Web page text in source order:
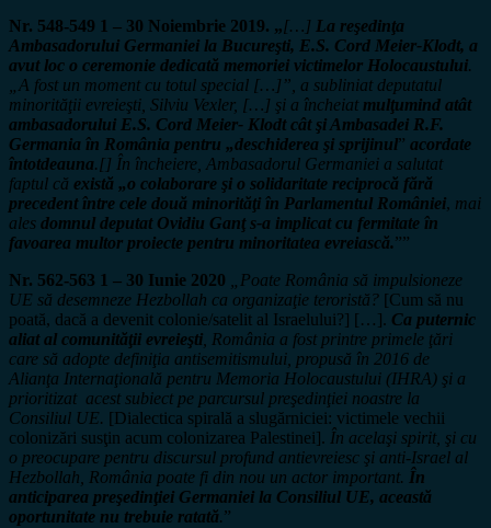
Nr. 548-549 1 – 30 Noiembrie 2019. „[…] La reşedinţa
Ambasadorului Germaniei la Bucureşti, E.S. Cord Meier-Klodt, a
avut loc o ceremonie dedicată memoriei victimelor Holocaustului.
„A fost un moment cu totul special […]”, a subliniat deputatul
minorităţii evreieşti, Silviu Vexler, […] şi a încheiat mulţumind atât
ambasadorului E.S. Cord Meier- Klodt cât şi Ambasadei R.F.
Germania în România pentru „deschiderea şi sprijinul” acordate
întotdeauna.[] În încheiere, Ambasadorul Germaniei a salutat
faptul că există „o colaborare şi o solidaritate reciprocă fără
precedent între cele două minorităţi în Parlamentul României, mai
ales domnul deputat Ovidiu Ganţ s-a implicat cu fermitate în
favoarea multor proiecte pentru minoritatea evreiască.””
Nr. 562-563 1 – 30 Iunie 2020
„Poate România să impulsioneze
UE să desemneze Hezbollah ca organizaţie teroristă? [Cum să nu
poată, dacă a devenit colonie/satelit al Israelului?] […]. Ca puternic
aliat al comunităţii evreieşti , România a fost printre primele ţări
care să adopte definiţia antisemitismului, propusă în 2016 de
Alianţa Internaţională pentru Memoria Holocaustului (IHRA) şi a
prioritizat acest subiect pe parcursul preşedinţiei noastre la
Consiliul UE. [Dialectica spirală a slugărniciei: victimele vechii
colonizări susţin acum colonizarea Palestinei]. În acelaşi spirit, şi cu
o preocupare pentru discursul profund antievreiesc şi anti-Israel al
Hezbollah, România poate fi din nou un actor important. În
anticiparea preşedinţiei Germaniei la Consiliul UE, această
oportunitate nu trebuie ratată.”